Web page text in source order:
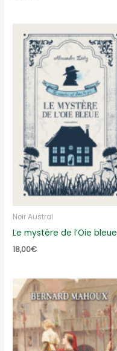
Noir Austral
Le mystère de l’Oie bleue
18,00€